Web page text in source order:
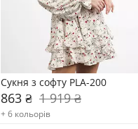
Сукня з софту PLA-200
863 ₴ 1 919 ₴
+ 6 кольорів